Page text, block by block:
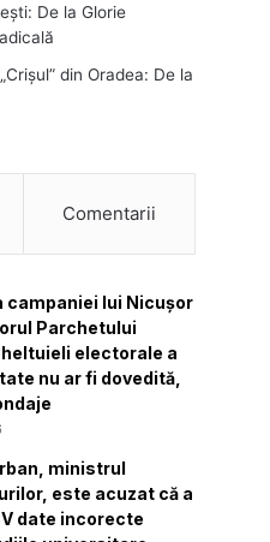
De la Glorie
din Oradea: De la
Comentarii
campaniei lui Nicușor
Parchetului
electorale a
nu ar fi dovedită,
ministrul
este acuzat că a
date incorecte